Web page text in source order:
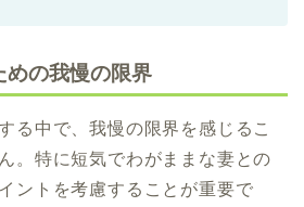
めの我慢の限界
る中で、我慢の限界を感じるこ
。特に短気でわがままな妻との
ントを考慮することが重要で